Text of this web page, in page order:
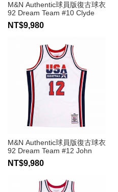
M&N Authentic球員版復古球衣
92 Dream Team #10 Clyde
Drexler
NT$9,980
M&N Authentic球員版復古球衣
92 Dream Team #12 John
Stockton
NT$9,980